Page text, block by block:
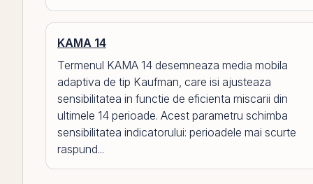
KAMA 14
Termenul KAMA 14 desemneaza media mobila
adaptiva de tip Kaufman, care isi ajusteaza
sensibilitatea in functie de eficienta miscarii din
ultimele 14 perioade. Acest parametru schimba
sensibilitatea indicatorului: perioadele mai scurte
raspund...